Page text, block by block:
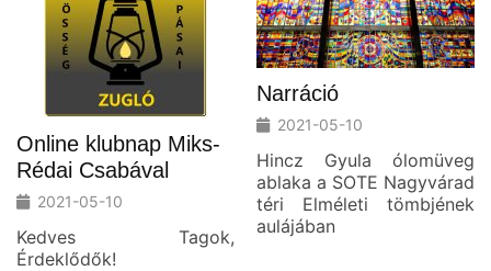
Online klubnap Miks-
Rédai Csabával
2021-05-10
Kedves Tagok,
Érdeklődők!
Narráció
2021-05-10
Hincz Gyula ólomüveg
ablaka a SOTE Nagyvárad
téri Elméleti tömbjének
aulájában